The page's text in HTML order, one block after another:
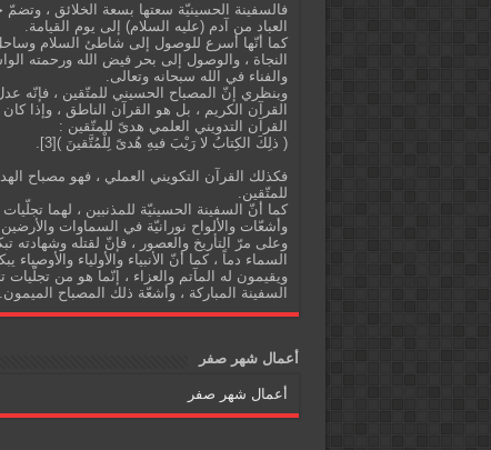
فالسفينة الحسينيّة سعتها بسعة الخلائق ، وتضمّ
العباد من آدم (عليه السلام) إلى يوم القيامة.
كما أنّها أسرع للوصول إلى شاطئ السلام
النجاة ، والوصول إلى بحر فيض الله ورحمته
والفناء في الله سبحانه وتعالى.
وبنظري إنّ المصباح الحسيني للمتّقين ، فإنّه
القرآن الكريم ، بل هو القرآن الناطق ، وإذا كان
القرآن التدويني العلمي هدىً للمتّقين :
( ذلِكَ الكِتابُ لا رَيْبَ فيهِ هُدىً لِلْمُتَّقينَ )[3].
فكذلك القرآن التكويني العملي ، فهو مصباح
للمتّقين.
كما أنّ السفينة الحسينيّة للمذنبين ، لهما تجلّيات
وأشعّات والألواح نورانيّة في السماوات والأرضين
وعلى مرّ التأريخ والعصور ، فإنّ لقتله وشهادته
السماء دماً ، كما أنّ الأنبياء والأولياء والأوصياء
ويقيمون له المآتم والعزاء ، إنّما هو من تجلّيات
السفينة المباركة ، وأشعّة ذلك المصباح الميمون.
أعمال شهر صفر
أعمال شهر صفر